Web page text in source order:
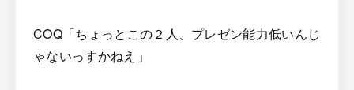
COQ「ちょっとこの２人、プレゼン能力低いんじ
ゃないっすかねえ」